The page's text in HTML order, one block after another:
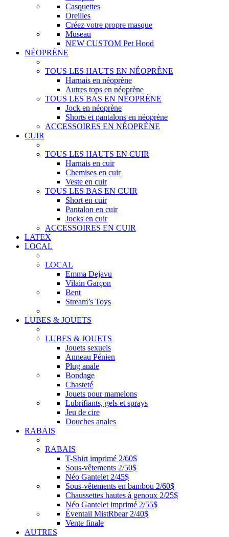
Casquettes
Oreilles
Créez votre propre masque
Museau
NEW CUSTOM Pet Hood
NÉOPRÈNE
TOUS LES HAUTS EN NÉOPRÈNE
Harnais en néoprène
Autres tops en néoprène
TOUS LES BAS EN NÉOPRÈNE
Jock en néoprène
Shorts et pantalons en néoprène
ACCESSOIRES EN NÉOPRÈNE
CUIR
TOUS LES HAUTS EN CUIR
Harnais en cuir
Chemises en cuir
Veste en cuir
TOUS LES BAS EN CUIR
Short en cuir
Pantalon en cuir
Jocks en cuir
ACCESSOIRES EN CUIR
LATEX
LOCAL
LOCAL
Emma Dejavu
Vilain Garçon
Bent
Stream’s Toys
LUBES & JOUETS
LUBES & JOUETS
Jouets sexuels
Anneau Pénien
Plug anale
Bondage
Chasteté
Jouets pour mamelons
Lubrifiants, gels et sprays
Jeu de cire
Douches anales
RABAIS
RABAIS
T-Shirt imprimé 2/60$
Sous-vêtements 2/50$
Néo Gantelet 2/45$
Sous-vêtements en bambou 2/60$
Chaussettes hautes à genoux 2/25$
Néo Gantelet imprimé 2/55$
Éventail MistRbear 2/40$
Vente finale
AUTRES